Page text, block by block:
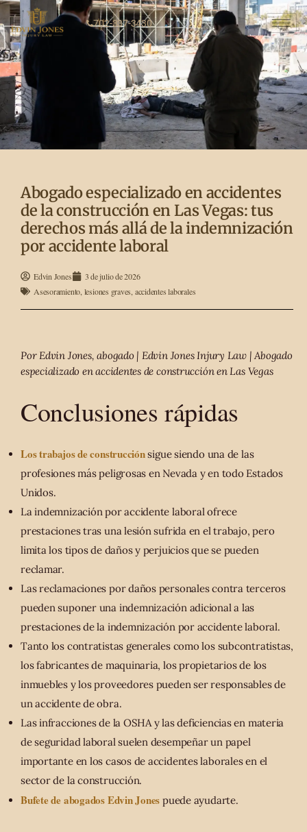
702-337-3430
Abogado especializado en accidentes
de la construcción en Las Vegas: tus
derechos más allá de la indemnización
por accidente laboral
Edvin Jones
3 de julio de 2026
Asesoramiento lesiones graves accidentes laborales
Por Edvin Jones, abogado | Edvin Jones Injury Law | Abogado
especializado en accidentes de construcción en Las Vegas
Conclusiones rápidas
Los trabajos de construcciónsigue siendo una de las
profesiones más peligrosas en Nevada y en todo Estados
Unidos.
La indemnización por accidente laboral ofrece
prestaciones tras una lesión sufrida en el trabajo, pero
limita los tipos de daños y perjuicios que se pueden
reclamar.
Las reclamaciones por daños personales contra terceros
pueden suponer una indemnización adicional a las
prestaciones de la indemnización por accidente laboral.
Tanto los contratistas generales como los subcontratistas,
los fabricantes de maquinaria, los propietarios de los
inmuebles y los proveedores pueden ser responsables de
un accidente de obra.
Las infracciones de la OSHA y las deficiencias en materia
de seguridad laboral suelen desempeñar un papel
importante en los casos de accidentes laborales en el
sector de la construcción.
Bufete de abogados Edvin Jones puede ayudarte.